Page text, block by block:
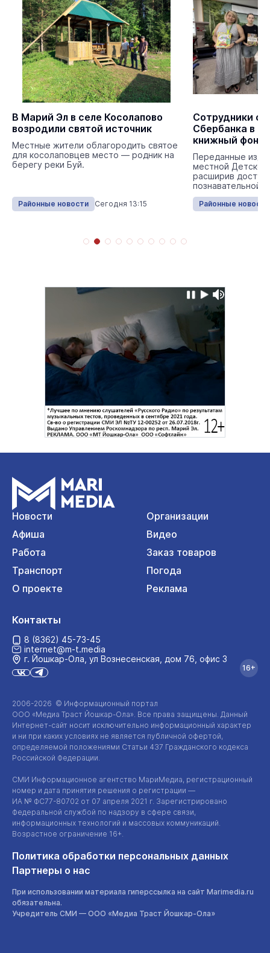
В Марий Эл в селе Косолапово
возродили святой источник
Местные жители облагородить святое
для косолаповцев место — родник на
берегу реки Буй.
Районные новости Сегодня 13:15
Сотрудники
Сбербанка в
книжный фонд
библиотеки в
Переданные
местной Детской
расширив доступ
познавательной
Районные новости
Новости
Организации
Афиша
Видео
Работа
Заказ товаров
Транспорт
Погода
О проекте
Реклама
2006-2026 © Информационный портал
ООО «Медиа Траст Йошкар-Ола». Все права защищены. Данный
Интернет-сайт носит исключительно информационный характер
и ни при каких условиях не является публичной офертой,
определяемой положениями Статьи 437 Гражданского кодекса
Российской Федерации.
СМИ Информационное агентство МариМедиа, регистрационный
номер и дата принятия решения о регистрации —
ИА № ФС77-80702 от 07 апреля 2021 г. Зарегистрировано
Федеральной службой по надзору в сфере связи,
информационных технологий и массовых коммуникаций.
Возрастное ограничение 16+.
Политика обработки персональных данных
Партнеры о нас
При использовании материала гиперссылка на сайт Marimedia.ru
обязательна.
Учредитель СМИ — ООО «Медиа Траст Йошкар-Ола»
Контакты
8 (8362) 45-73-45
internet@m-t.media
г. Йошкар‑Ола, ул Вознесенская, дом 76, офис 3
16+